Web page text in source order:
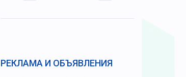
РЕКЛАМА И ОБЪЯВЛЕНИЯ